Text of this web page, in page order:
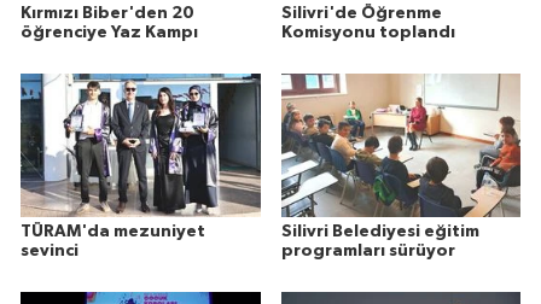
Kırmızı Biber'den 20
öğrenciye Yaz Kampı
Silivri'de Öğrenme
Komisyonu toplandı
TÜRAM'da mezuniyet
sevinci
Silivri Belediyesi eğitim
programları sürüyor